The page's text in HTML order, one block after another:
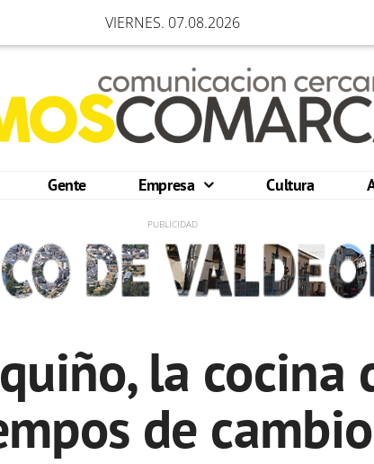
VIERNES. 07.08.2026
Gente Empresa Cultura
la cocina
de